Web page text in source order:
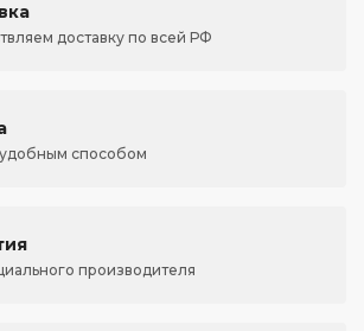
доставку по всей РФ
способом
производителя